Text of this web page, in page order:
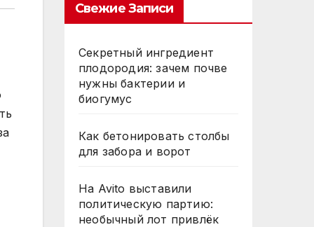
Свежие Записи
Секретный ингредиент
плодородия: зачем почве
нужны бактерии и
биогумус
Как бетонировать столбы
для забора и ворот
На Avito выставили
политическую партию:
необычный лот привлёк